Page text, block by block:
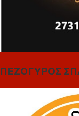
ΠΕΖΟΓΥΡΟΣ